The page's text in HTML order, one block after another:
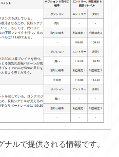
ルで提供される情報です。